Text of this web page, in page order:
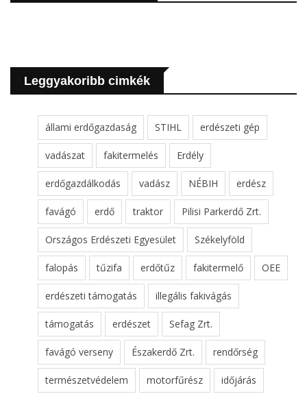
Leggyakoribb cimkék
állami erdőgazdaság STIHL erdészeti gép
vadászat fakitermelés Erdély
erdőgazdálkodás vadász NÉBIH erdész
favágó erdő traktor Pilisi Parkerdő Zrt.
Országos Erdészeti Egyesület Székelyföld
falopás tűzifa erdőtűz fakitermelő OEE
erdészeti támogatás illegális fakivágás
támogatás erdészet Sefag Zrt.
favágó verseny Északerdő Zrt. rendőrség
természetvédelem motorfűrész időjárás